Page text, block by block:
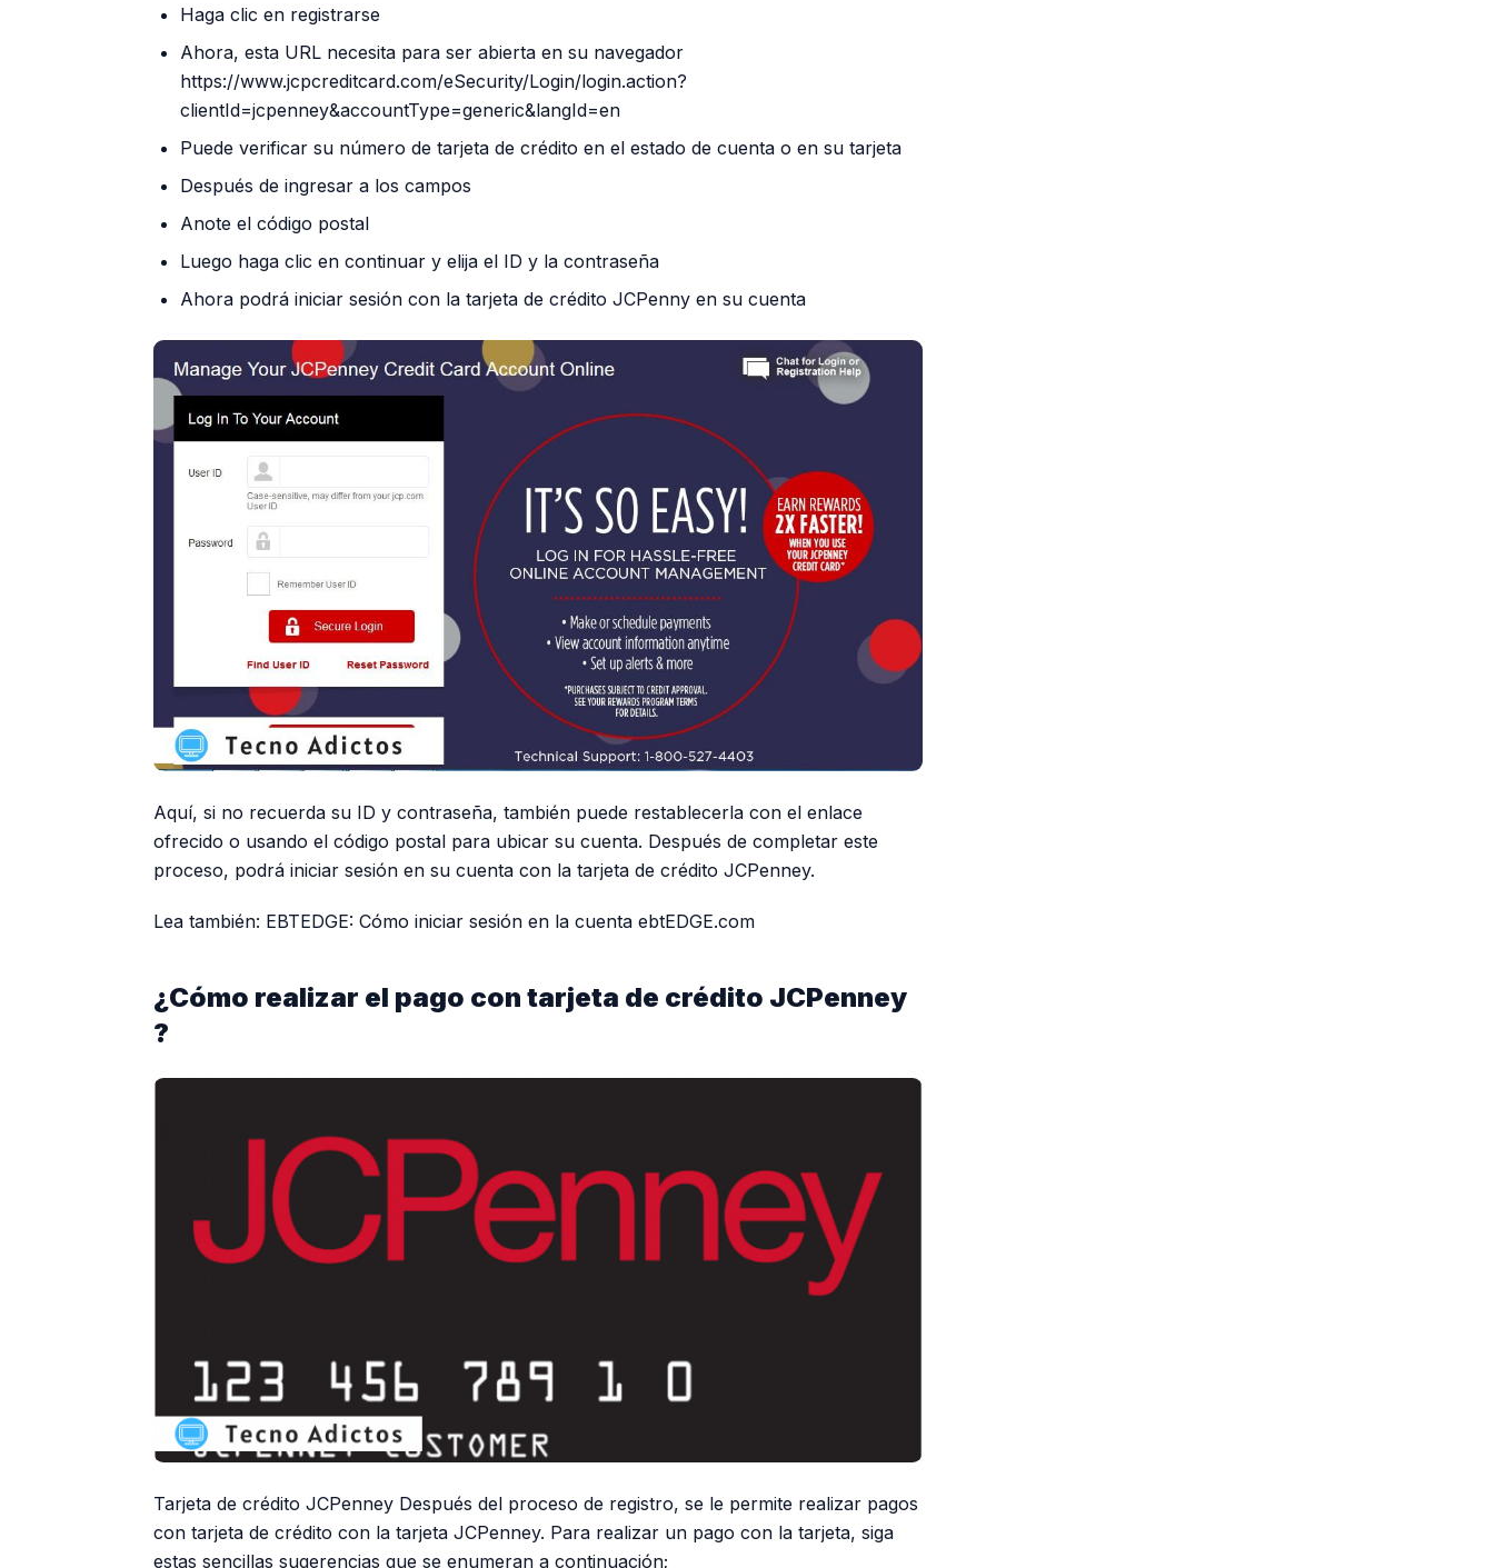
Haga clic en registrarse
Ahora, esta URL necesita para ser abierta en su navegador
https://www.jcpcreditcard.com/eSecurity/Login/login.action?
clientId=jcpenney&accountType=generic&langId=en
Puede verificar su número de tarjeta de crédito en el estado de cuenta o en su tarjeta
Después de ingresar a los campos
Anote el código postal
Luego haga clic en continuar y elija el ID y la contraseña
Ahora podrá iniciar sesión con la tarjeta de crédito JCPenny en su cuenta
Aquí, si no recuerda su ID y contraseña, también puede restablecerla con el enlace
ofrecido o usando el código postal para ubicar su cuenta. Después de completar este
proceso, podrá iniciar sesión en su cuenta con la tarjeta de crédito JCPenney.
Lea también: EBTEDGE: Cómo iniciar sesión en la cuenta ebtEDGE.com
¿Cómo realizar el pago con tarjeta de crédito JCPenney
?
Tarjeta de crédito JCPenney Después del proceso de registro, se le permite realizar pagos
con tarjeta de crédito con la tarjeta JCPenney. Para realizar un pago con la tarjeta, siga
estas sencillas sugerencias que se enumeran a continuación;